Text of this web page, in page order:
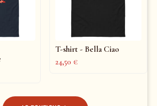
T-shirt - Bella Ciao
24,50€